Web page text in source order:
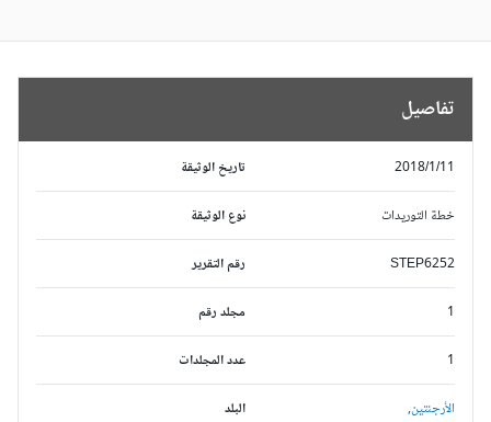
تفاصيل
تاريخ الوثيقة 2018/1/11
نوع الوثيقة خطة التوريدات
رقم التقرير STEP6252
مجلد رقم
عدد المجلدات
البلد الأرجنتين,